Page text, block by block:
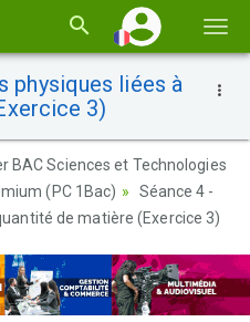
la
physiques liées à
3)
BAC Sciences et Technologies
(PC 1Bac)
Séance 4 -
de matière (Exercice 3)